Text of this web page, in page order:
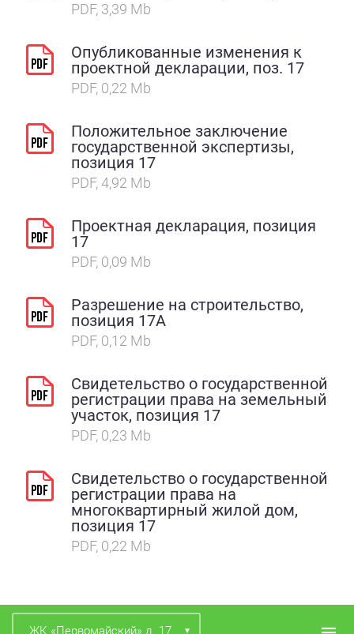
PDF, 3,39 Mb
Опубликованные изменения к
проектной декларации, поз. 17
PDF, 0,22 Mb
Положительное заключение
государственной экспертизы,
позиция 17
PDF, 4,92 Mb
Проектная декларация, позиция
17
PDF, 0,09 Mb
Разрешение на строительство,
позиция 17А
PDF, 0,12 Mb
Свидетельство о государственной
регистрации права на земельный
участок, позиция 17
PDF, 0,23 Mb
Свидетельство о государственной
регистрации права на
многоквартирный жилой дом,
позиция 17
PDF, 0,22 Mb
ЖК «Первомайский» д. 17